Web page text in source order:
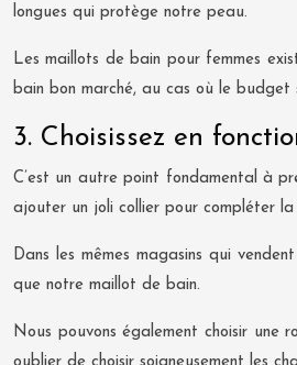
longues qui protège notre peau.
Les maillots de bain pour femmes
bain bon marché, au cas où le budget
3. Choisissez en
C’est un autre point fondamental à
ajouter un joli collier pour compléter la
Dans les mêmes magasins qui
que notre maillot de bain.
Nous pouvons également choisir